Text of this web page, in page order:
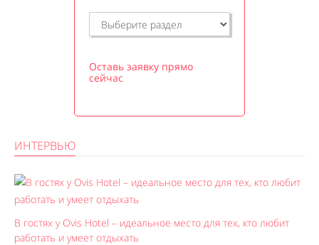
Оставь заявку прямо
сейчас
ИНТЕРВЬЮ
В гостях у Ovis Hotel – идеальное место для тех, кто любит
работать и умеет отдыхать